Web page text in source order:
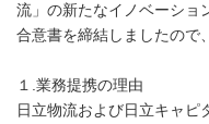
流」の新たなイノベーショ
合意書を締結しましたので
１.業務提携の理由
日立物流および日立キャピ